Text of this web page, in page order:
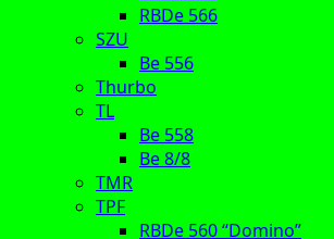
RBDe 566
SZU
Be 556
Thurbo
TL
Be 558
Be 8/8
TMR
TPF
RBDe 560 “Domino”